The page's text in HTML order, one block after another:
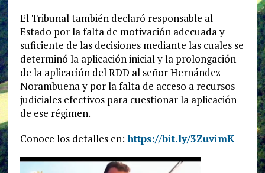
El Tribunal también declaró responsable al
Estado por la falta de motivación adecuada y
suficiente de las decisiones mediante las cuales se
determinó la aplicación inicial y la prolongación
de la aplicación del RDD al señor Hernández
Norambuena y por la falta de acceso a recursos
judiciales efectivos para cuestionar la aplicación
de ese régimen.
Conoce los detalles en: https://bit.ly/3ZuvimK